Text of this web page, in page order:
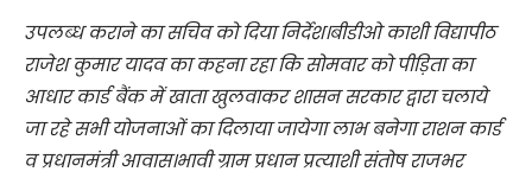
उपलब्ध कराने का सचिव को दिया निर्देश।बीडीओ काशी विद्यापीठ
राजेश कुमार यादव का कहना रहा कि सोमवार को पीड़िता का
आधार कार्ड बैंक में खाता खुलवाकर शासन सरकार द्वारा चलाये
जा रहे सभी योजनाओं का दिलाया जायेगा लाभ बनेगा राशन कार्ड
व प्रधानमंत्री आवास।भावी ग्राम प्रधान प्रत्याशी संतोष राजभर